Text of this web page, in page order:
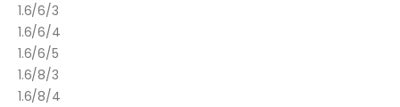
1.6/6/3
1.6/6/4
1.6/6/5
1.6/8/3
1.6/8/4